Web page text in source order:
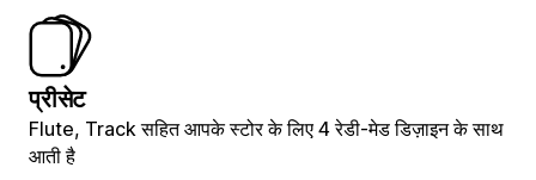
प्रीसेट
Flute, Track सहित आपके स्टोर के लिए 4 रेडी-मेड डिज़ाइन के साथ
आती है